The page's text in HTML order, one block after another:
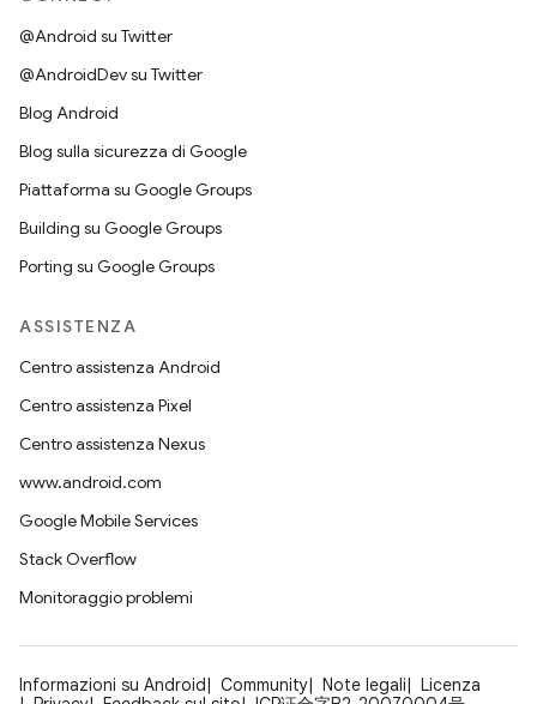
@Android su Twitter
@AndroidDev su Twitter
Blog Android
Blog sulla sicurezza di Google
Piattaforma su Google Groups
Building su Google Groups
Porting su Google Groups
ASSISTENZA
Centro assistenza Android
Centro assistenza Pixel
Centro assistenza Nexus
www.android.com
Google Mobile Services
Stack Overflow
Monitoraggio problemi
Informazioni su Android Community Note legali
Licenza